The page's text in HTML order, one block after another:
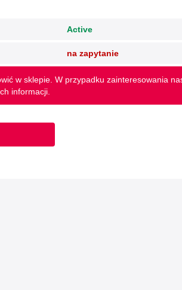
Active
na zapytanie
w sklepie. W przypadku zainteresowania
informacji.